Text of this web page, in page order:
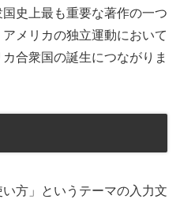
史上最も重要な著作の一つ
メリカの独立運動において
合衆国の誕生につながりま
い方」というテーマの入力文